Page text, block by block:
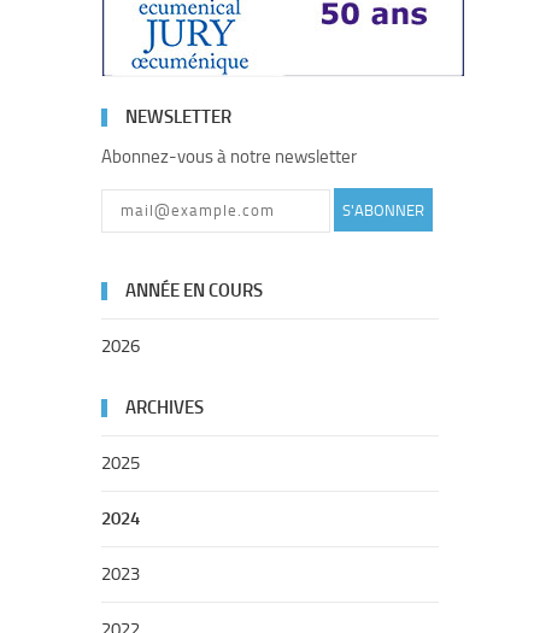
NEWSLETTER
Abonnez-vous à notre newsletter
S'ABONNER
ANNÉE EN COURS
2026
ARCHIVES
2025
2024
2023